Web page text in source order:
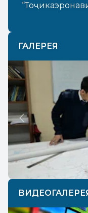
ГАЛЕРЕЯ
Previous